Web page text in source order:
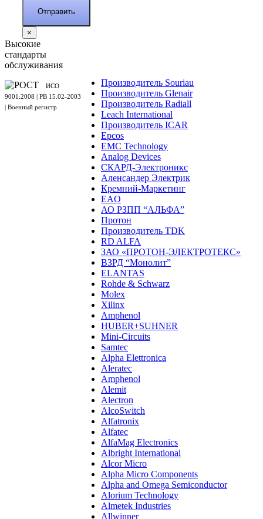
×
Производитель Souriau
Производитель Glenair
Производитель Radiall
Leach International
Производитель ICAR
Epcos
EMC Technology
Analog Devices
СКАРД-Электроникс
Аленсандер Электрик
Кремний-Маркетинг
EAO
АО РЗПП “АЛЬФА”
Протон
Производитель TDK
RD ALFA
ЗАО «ПРОТОН-ЭЛЕКТРОТЕКС»
ВЗРД “Монолит”
ELANTAS
Rohde & Schwarz
Molex
Xilinx
Amphenol
HUBER+SUHNER
Mini-Circuits
Samtec
Alpha Elettronica
Aleratec
Amphenol
Alemit
Alectron
AlcoSwitch
Alfatronix
Alfatec
AlfaMag Electronics
Albright International
Alcor Micro
Alpha Micro Components
Alpha and Omega Semiconductor
Alorium Technology
Almetek Industries
Allwinner
Высокие
стандарты
обслуживания
ИСО
9001:2008 | PB 15.02-2003
| Военный регистр